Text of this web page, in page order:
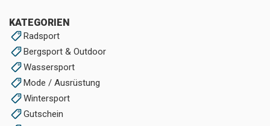
KATEGORIEN
Radsport
Bergsport & Outdoor
Wassersport
Mode / Ausrüstung
Wintersport
Gutschein